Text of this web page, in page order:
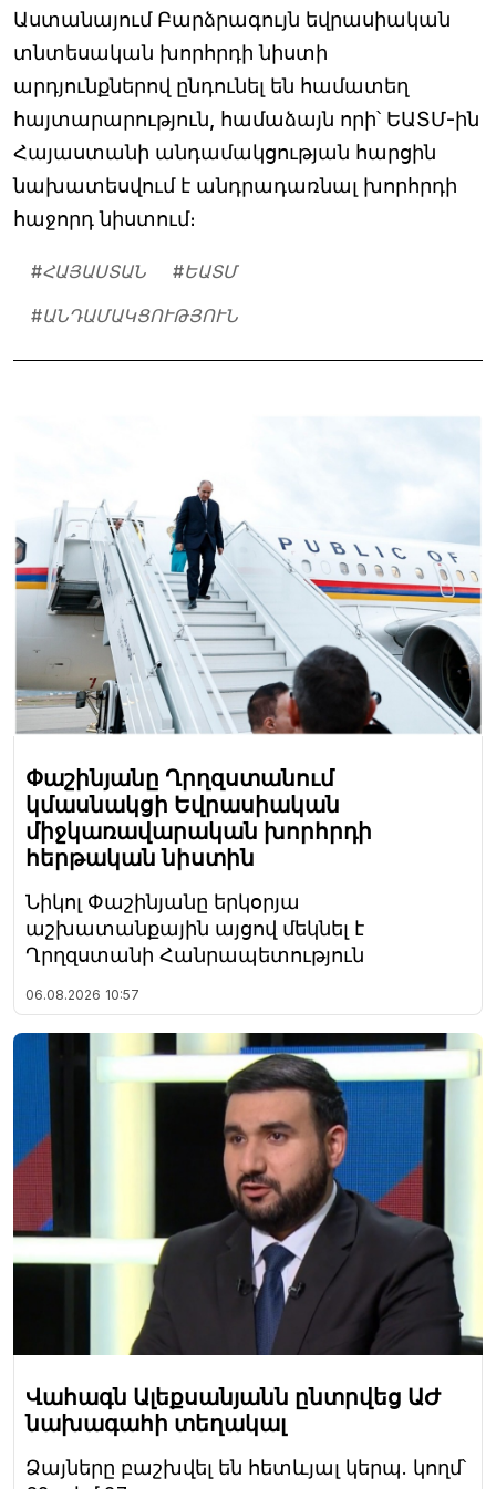
Աստանայում Բարձրագույն եվրասիական
տնտեսական խորհրդի նիստի
արդյունքներով ընդունել են համատեղ
հայտարարություն, համաձայն որի՝ ԵԱՏՄ-ին
Հայաստանի անդամակցության հարցին
նախատեսվում է անդրադառնալ խորհրդի
հաջորդ նիստում։
#ՀԱՅԱՍՏԱՆ #ԵԱՏՄ
#ԱՆԴԱՄԱԿՑՈՒԹՅՈՒՆ
Փաշինյանը Ղրղզստանում
կմասնակցի Եվրասիական
միջկառավարական խորհրդի
հերթական նիստին
Նիկոլ Փաշինյանը երկօրյա
աշխատանքային այցով մեկնել է
Ղրղզստանի Հանրապետություն
06.08.2026 10:57
Վահագն Ալեքսանյանն ընտրվեց ԱԺ
նախագահի տեղակալ
Ձայները բաշխվել են հետևյալ կերպ. կողմ՝